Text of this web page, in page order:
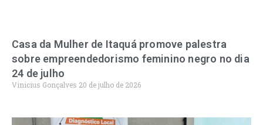
Casa da Mulher de Itaquá promove palestra
sobre empreendedorismo feminino negro no dia
24 de julho
Vinicius Gonçalves 20 de julho de 2026